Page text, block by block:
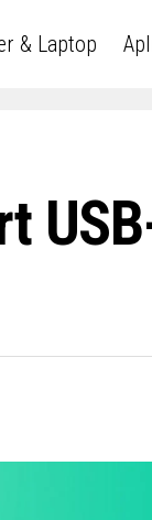
& Laptop